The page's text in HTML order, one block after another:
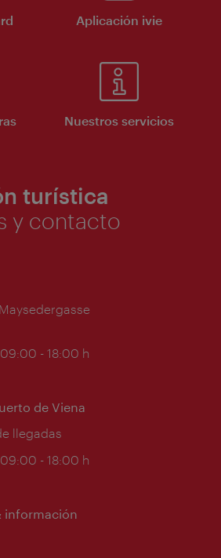
Aplicación ivie
Nuestros servicios
turística
y contacto
- 18:00 h
de Viena
llegadas
- 18:00 h
información